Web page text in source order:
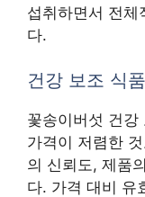
섭취하면서 전체
다.
건강 보조 식
꽃송이버섯 건강
가격이 저렴한
의 신뢰도, 제품
다. 가격 대비 유